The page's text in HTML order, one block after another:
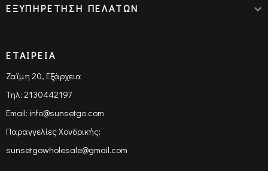
ΕΞΥΠΗΡΕΤΗΣΗ ΠΕΛΑΤΩΝ 
ΕΤΑΙΡΕΙΑ
Ζαϊμη 20, Εξάρχεια
Τηλ: 2130442197
Email: info@sunsetgo.com
Παραγγελίες Χονδρικής:
sunsetgowholesale@gmail.com